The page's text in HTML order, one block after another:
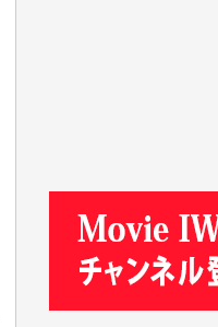
Y.T. 様
T.K. 様
ASAKO TAKAESU 様
マシオン恵美香 様
平野智生 様
山本賢二 様